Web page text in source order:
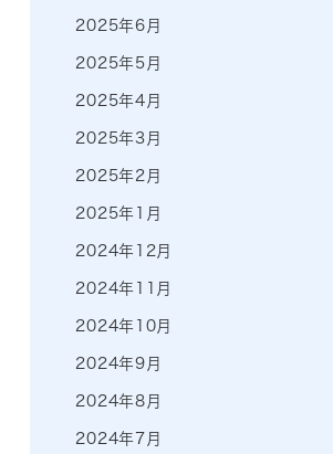
2025年6月
2025年5月
2025年4月
2025年3月
2025年2月
2025年1月
2024年12月
2024年11月
2024年10月
2024年9月
2024年8月
2024年7月